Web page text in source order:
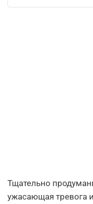
Тщательно
ужасающая тревога